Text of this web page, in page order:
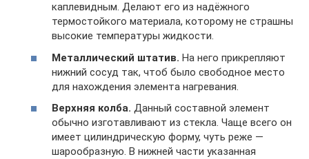
каплевидным. Делают его из надёжного
термостойкого материала, которому не страшны
высокие температуры жидкости.
Металлический штатив. На него прикрепляют
нижний сосуд так, чтоб было свободное место
для нахождения элемента нагревания.
Верхняя колба. Данный составной элемент
обычно изготавливают из стекла. Чаще всего он
имеет цилиндрическую форму, чуть реже —
шарообразную. В нижней части указанная